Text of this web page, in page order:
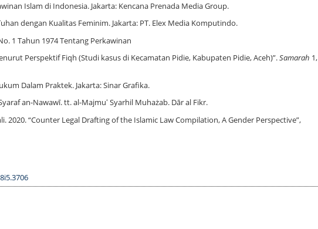
Islam di Indonesia. Jakarta: Kencana Prenada Media Group.
dengan Kualitas Feminim. Jakarta: PT. Elex Media Komputindo.
1 Tahun 1974 Tentang Perkawinan
Perspektif Fiqh (Studi kasus di Kecamatan Pidie, Kabupaten Pidie, Aceh)”.Samarah 1,
Dalam Praktek. Jakarta: Sinar Grafika.
an-Nawawī. tt. al-Majmuʻ Syarhil Muhażab. Dār al Fikr.
2020. “Counter Legal Drafting of the Islamic Law Compilation, A Gender Perspective”,